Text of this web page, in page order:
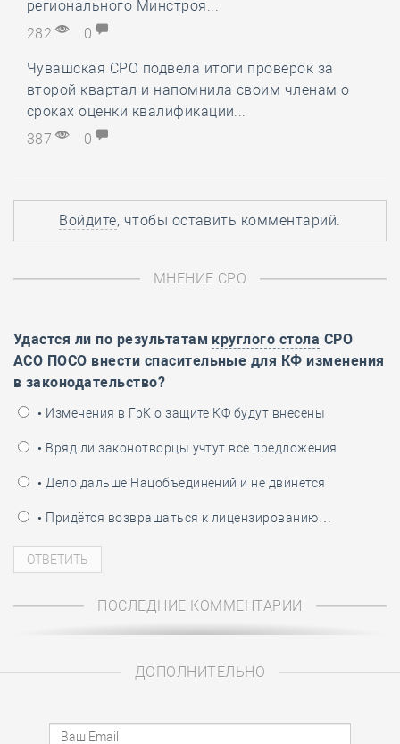
регионального Минстроя...
282
0
Чувашская СРО подвела итоги проверок за
второй квартал и напомнила своим членам о
сроках оценки квалификации...
387
0
Войдите, чтобы оставить комментарий.
МНЕНИЕ СРО
Удастся ли по результатам круглого стола СРО
АСО ПОСО внести спасительные для КФ изменения
в законодательство?
• Изменения в ГрК о защите КФ будут внесены
• Вряд ли законотворцы учтут все предложения
• Дело дальше Нацобъединений и не двинется
• Придётся возвращаться к лицензированию…
ПОСЛЕДНИЕ КОММЕНТАРИИ
ДОПОЛНИТЕЛЬНО